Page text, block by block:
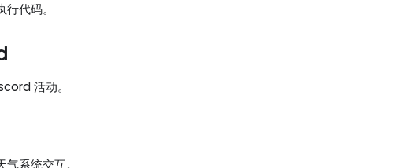
代码。
活动。
系统交互。